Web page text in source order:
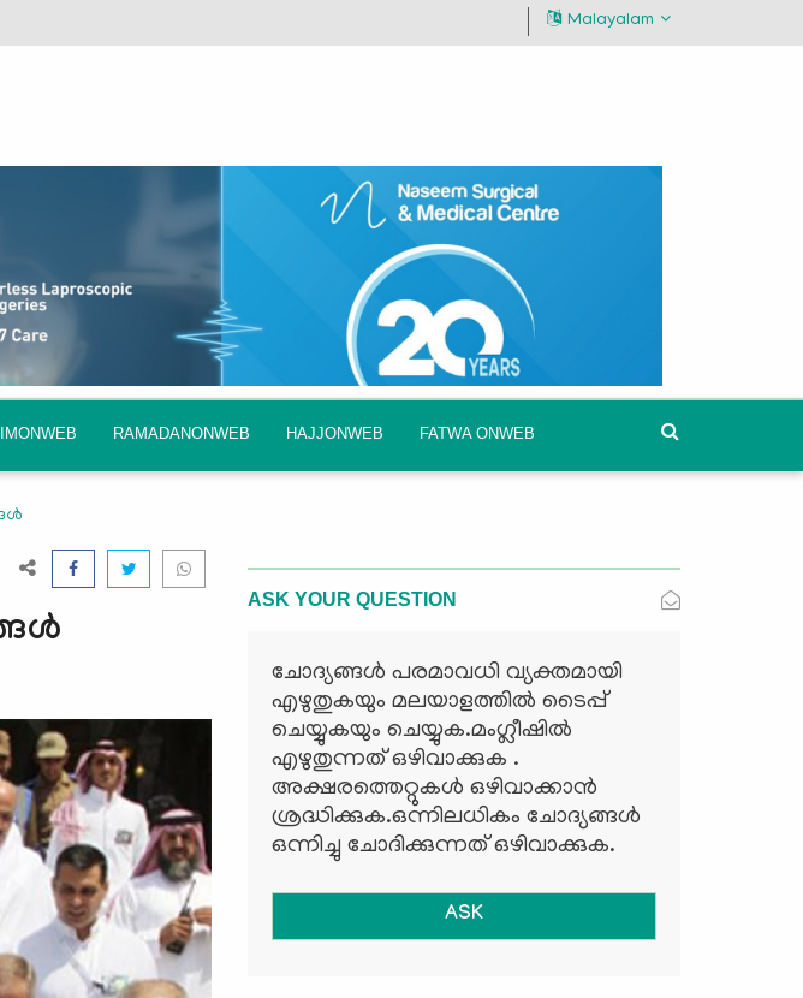
Malayalam
RAMADANONWEB HAJJONWEB FATWA ONWEB
ASK YOUR QUESTION
ചോദ്യങ്ങള്‍ പരമാവധി വ്യക്തമായി
എഴുതുകയും മലയാളത്തില്‍ ടൈപ്പ്
ചെയ്യുകയും ചെയ്യുക.മംഗ്ലീഷില്‍
എഴുതുന്നത് ഒഴിവാക്കുക .
അക്ഷരത്തെറ്റുകള്‍ ഒഴിവാക്കാന്‍
ശ്രദ്ധിക്കുക.ഒന്നിലധികം ചോദ്യങ്ങള്‍
ഒന്നിച്ചു ചോദിക്കുന്നത് ഒഴിവാക്കുക.
ASK